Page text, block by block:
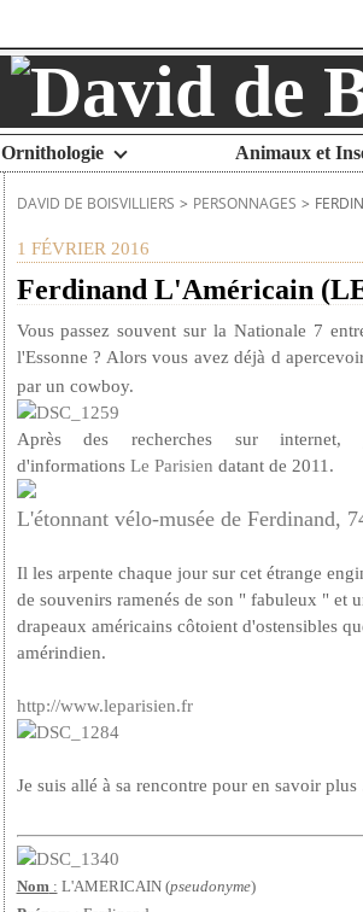
Ornithologie Animaux et
DAVID DE BOISVILLIERS > PERSONNAGES >
1 FÉVRIER 2016
Ferdinand L'Américain
Vous passez souvent sur la Nationale 7
l'Essonne ? Alors vous avez déjà d
par un cowboy.
Après des recherches sur
d'informations Le Parisien datant de 2011.
L'étonnant vélo-musée de Ferdinand,
Il les arpente chaque jour sur cet étrange
de souvenirs ramenés de son " fabuleux " et
drapeaux américains côtoient d'ostensibles
amérindien.
http://www.leparisien.fr
Je suis allé à sa rencontre pour en savoir plus
Nom: L'AMERICAIN (pseudonyme)